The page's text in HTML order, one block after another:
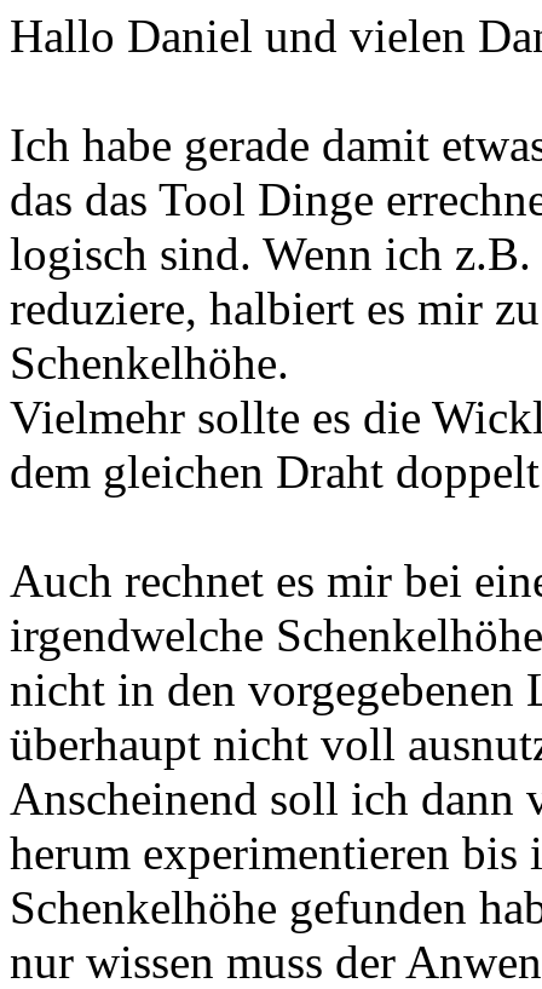
Hallo Daniel und vielen
Ich habe gerade damit
das das Tool Dinge
logisch sind. Wenn ich
reduziere, halbiert es mir
Schenkelhöhe.
Vielmehr sollte es die
dem gleichen Draht
Auch rechnet es mir bei
irgendwelche
nicht in den vorgegebenen
überhaupt nicht voll
Anscheinend soll ich dann
herum experimentieren bis
Schenkelhöhe gefunden
nur wissen muss der